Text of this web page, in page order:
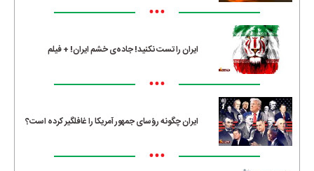
•••
ایران را تست نکنید! جاده‌ی خشم ایران! + فیلم
•••
ایران چگونه رؤسای جمهور آمریکا را غافلگیر کرده است؟
•••